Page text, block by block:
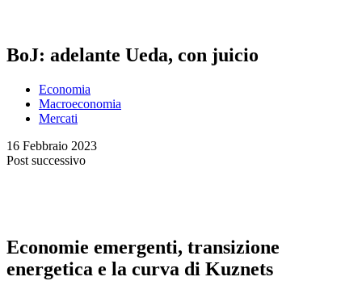
BoJ: adelante Ueda, con juicio
Economia
Macroeconomia
Mercati
16 Febbraio 2023
Post successivo
Economie emergenti, transizione
energetica e la curva di Kuznets